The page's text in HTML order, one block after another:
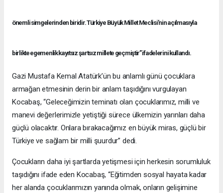
önemli simgelerinden biridir. Türkiye Büyük Millet Meclisi’nin açılmasıyla
birlikte egemenlik kayıtsız şartsız millete geçmiştir” ifadelerini kullandı.
Gazi Mustafa Kemal Atatürk’ün bu anlamlı günü çocuklara
armağan etmesinin derin bir anlam taşıdığını vurgulayan
Kocabaş, “Geleceğimizin teminatı olan çocuklarımız, milli ve
manevi değerlerimizle yetiştiği sürece ülkemizin yarınları daha
güçlü olacaktır. Onlara bırakacağımız en büyük miras, güçlü bir
Türkiye ve sağlam bir milli şuurdur” dedi.
Çocukların daha iyi şartlarda yetişmesi için herkesin sorumluluk
taşıdığını ifade eden Kocabaş, “Eğitimden sosyal hayata kadar
her alanda çocuklarımızın yanında olmak, onların gelişimine